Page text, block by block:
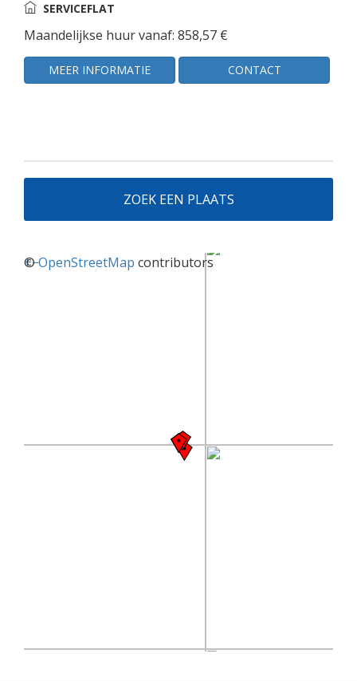
SERVICEFLAT
Maandelijkse huur vanaf: 858,57 €
MEER INFORMATIE CONTACT
ZOEK EEN PLAATS
+−
©OpenStreetMap contributors